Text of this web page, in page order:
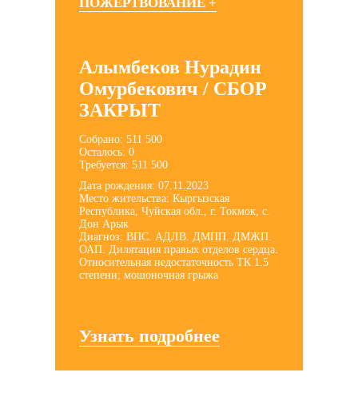
Алымбеков Нурадин
Омурбекович / СБОР
ЗАКРЫТ
Собрано: 511 500
Осталось: 0
Требуется: 511 500
Дата рождения: 07.11.2023
Место жительства: Кыргызская
Республика, Чуйская обл., г. Токмок, с.
Дон Арык
Диагноз: ВПС. АДЛВ. ДМПП. ДМЖП.
ОАП. Дилятация правых отделов сердца.
Относительная недостаточность ТК 1.5
степени; мошоночная грыжа
Узнать подробнее